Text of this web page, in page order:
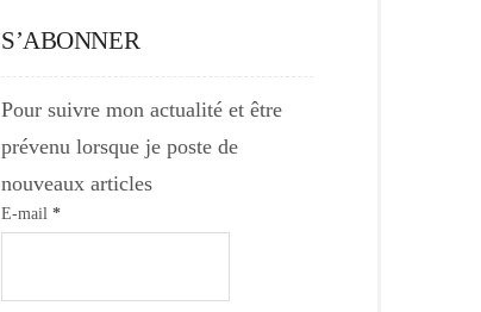
S’ABONNER
Pour suivre mon actualité et être
prévenu lorsque je poste de
nouveaux articles
E-mail *